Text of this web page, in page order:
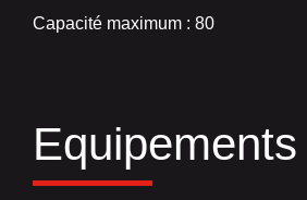
Capacité maximum : 80
Equipements